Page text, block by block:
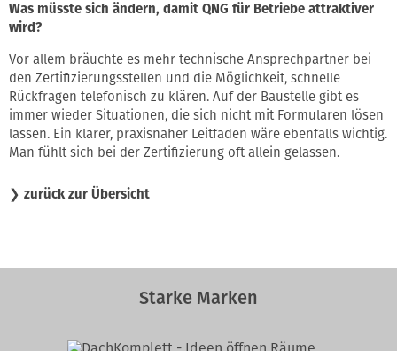
Was müsste sich ändern, damit QNG für Betriebe attraktiver
wird?
Vor allem bräuchte es mehr technische Ansprechpartner bei
den Zertifizierungsstellen und die Möglichkeit, schnelle
Rückfragen telefonisch zu klären. Auf der Baustelle gibt es
immer wieder Situationen, die sich nicht mit Formularen lösen
lassen. Ein klarer, praxisnaher Leitfaden wäre ebenfalls wichtig.
Man fühlt sich bei der Zertifizierung oft allein gelassen.
❯ zurück zur Übersicht
Starke Marken